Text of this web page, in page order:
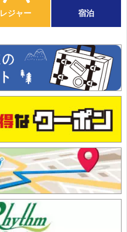
レジャー 宿泊